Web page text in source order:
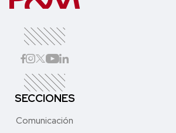
SECCIONES
Comunicación